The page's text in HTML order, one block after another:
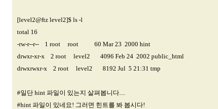
[level2@ftz level2]$ ls -l
total 16
-rw-r--r-- 1 root root 60 Mar 23 2000 hint
drwxr-xr-x 2 root level2 4096 Feb 24 2002 public_html
drwxrwxr-x 2 root level2 8192 Jul 5 21:31 tmp
#일단 hint 파일이 있는지 살펴봅니다....
#hint 파일이 있네요! 그러면 힌트를 봐 봅시다!